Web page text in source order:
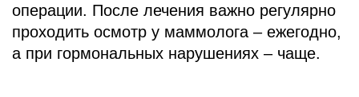
операции. После лечения важно регулярно
проходить осмотр у маммолога – ежегодно,
а при гормональных нарушениях – чаще.